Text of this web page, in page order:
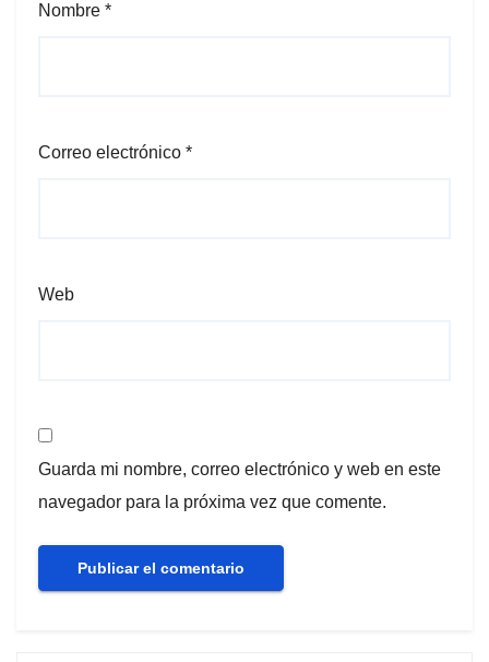
Nombre *
Correo electrónico *
Web
Guarda mi nombre, correo electrónico y web en este
navegador para la próxima vez que comente.